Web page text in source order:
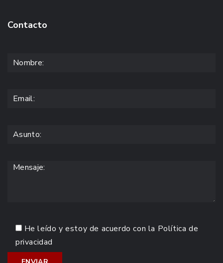
Contacto
He leído y estoy de acuerdo con la Política de
privacidad